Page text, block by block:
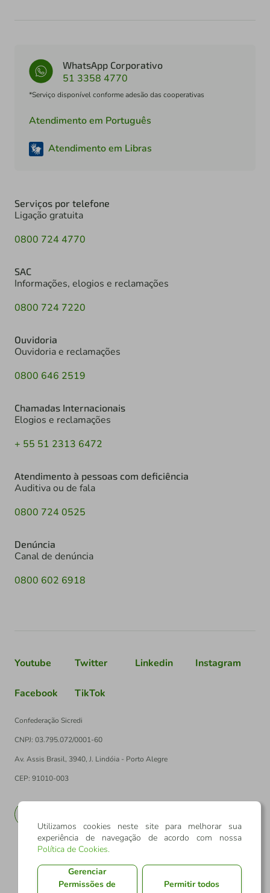
WhatsApp Corporativo
51 3358 4770
*Serviço disponível conforme adesão das cooperativas
Atendimento em Português
Atendimento em Libras
Serviços por telefone
Ligação gratuita
0800 724 4770
SAC
Informações, elogios e reclamações
0800 724 7220
Ouvidoria
Ouvidoria e reclamações
0800 646 2519
Chamadas Internacionais
Elogios e reclamações
+ 55 51 2313 6472
Atendimento à pessoas com deficiência
Auditiva ou de fala
0800 724 0525
Denúncia
Canal de denúncia
0800 602 6918
Youtube Twitter Linkedin Instagram
Facebook TikTok
Confederação Sicredi
CNPJ: 03.795.072/0001-60
Av. Assis Brasil, 3940, J. Lindóia - Porto Alegre
CEP: 91010-003
Utilizamos cookies neste site para melhorar sua
experiência de navegação de acordo com nossa
Política de Cookies.
Gerenciar
Permissões de
Permitir todos